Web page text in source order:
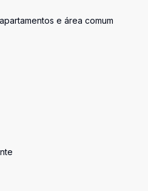
e área comum